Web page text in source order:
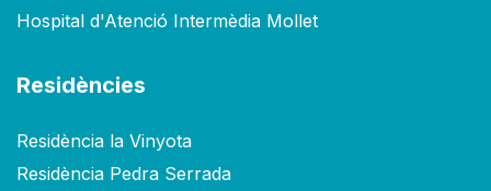
Hospital d'Atenció Intermèdia Mollet
Residències
Residència la Vinyota
Residència Pedra Serrada